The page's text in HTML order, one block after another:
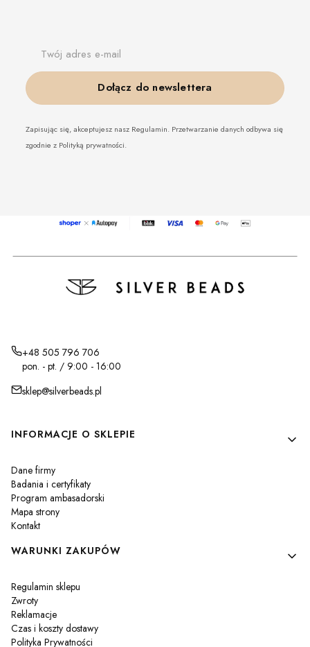
Twój adres e-mail
Dołącz do newslettera
Zapisując się, akceptujesz nasz Regulamin. Przetwarzanie danych odbywa się
zgodnie z Polityką prywatności.
+48 505 796 706
pon. - pt. / 9:00 - 16:00
sklep@silverbeads.pl
Linki w stopce
INFORMACJE O SKLEPIE
Dane firmy
Badania i certyfikaty
Program ambasadorski
Mapa strony
Kontakt
WARUNKI ZAKUPÓW
Regulamin sklepu
Zwroty
Reklamacje
Czas i koszty dostawy
Polityka Prywatności